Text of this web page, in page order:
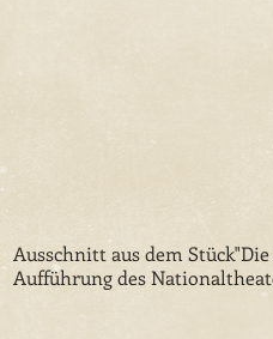
Ausschnitt aus dem
Aufführung des